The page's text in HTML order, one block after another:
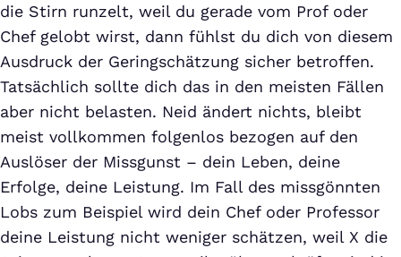
die Stirn runzelt, weil du gerade vom Prof oder
Chef gelobt wirst, dann fühlst du dich von diesem
Ausdruck der Geringschätzung sicher betroffen.
Tatsächlich sollte dich das in den meisten Fällen
aber nicht belasten. Neid ändert nichts, bleibt
meist vollkommen folgenlos bezogen auf den
Auslöser der Missgunst – dein Leben, deine
Erfolge, deine Leistung. Im Fall des missgönnten
Lobs zum Beispiel wird dein Chef oder Professor
deine Leistung nicht weniger schätzen, weil X die